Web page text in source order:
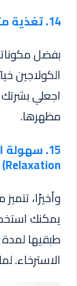
14. تغذية متكاملة للبشرة (Nourishing Benefits)
بفضل
الكولاجين
اجعلي
مظهرها.
Relaxation)
وأخيرًا،
يمكنك
الاسترخاء.